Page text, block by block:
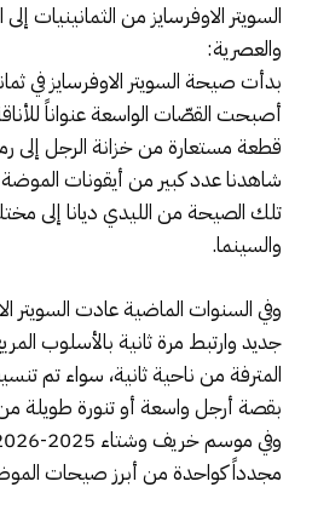
السويتر الاوفرسايز من الثمانينيات
والعصرية:
بدأت صيحة السويتر الاوفرسايز في
أصبحت القصّات الواسعة عنواناً
قطعة مستعارة من خزانة الرجل إلى
شاهدنا عدد كبير من أيقونات
تلك الصيحة من الليدي ديانا إلى
والسينما.
وفي السنوات الماضية عادت السويتر
جديد وارتبط مرة ثانية بالأسلوب
المترفة من ناحية ثانية، سواء تم
بقصة أرجل واسعة أو تنورة طويلة
مجدداً كواحدة من أبرز صيحات